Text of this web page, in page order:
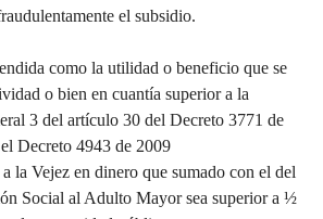
el subsidio.
como la utilidad o beneficio que se
o bien en cuantía superior a la
3 del artículo 30 del Decreto 3771 de
Decreto 4943 de 2009
la Vejez en dinero que sumado con el del
Social al Adulto Mayor sea superior a ½